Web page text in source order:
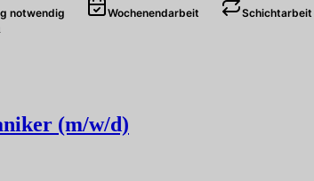
notwendig Wochenendarbeit Schichtarbeit
(m/w/d)